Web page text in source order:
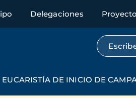
Delegaciones
EUCARISTÍA DE INICIO DE